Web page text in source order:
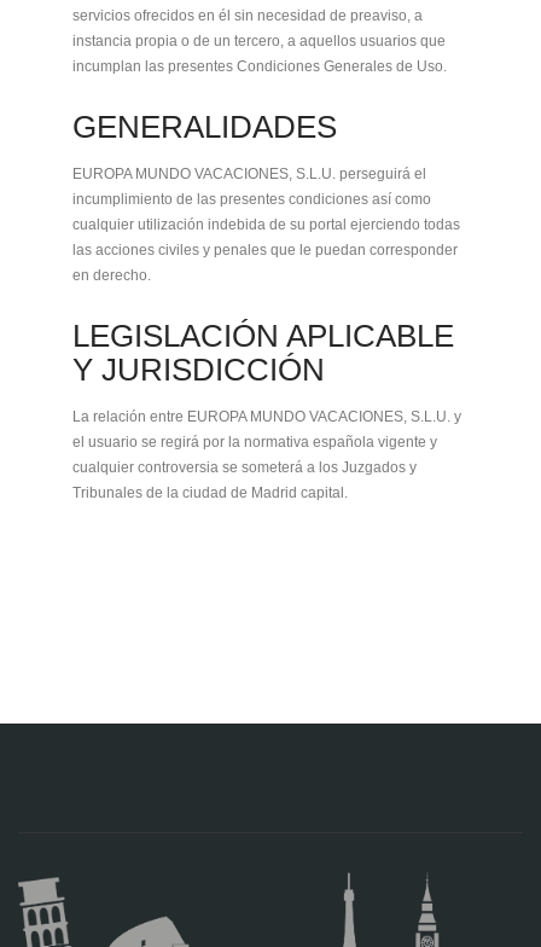
servicios ofrecidos en él sin necesidad de preaviso, a
instancia propia o de un tercero, a aquellos usuarios que
incumplan las presentes Condiciones Generales de Uso.
GENERALIDADES
EUROPA MUNDO VACACIONES, S.L.U. perseguirá el
incumplimiento de las presentes condiciones así como
cualquier utilización indebida de su portal ejerciendo todas
las acciones civiles y penales que le puedan corresponder
en derecho.
LEGISLACIÓN APLICABLE
Y JURISDICCIÓN
La relación entre EUROPA MUNDO VACACIONES, S.L.U. y
el usuario se regirá por la normativa española vigente y
cualquier controversia se someterá a los Juzgados y
Tribunales de la ciudad de Madrid capital.